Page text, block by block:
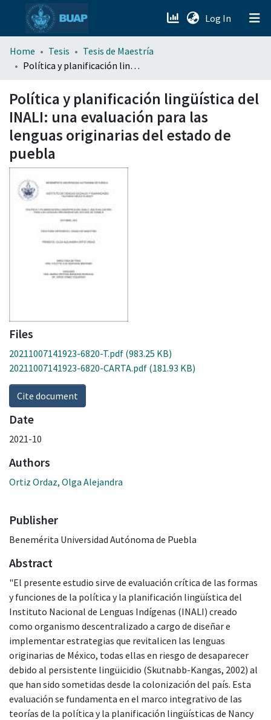
Log In (current)
menu.section.about_menu
Home Tesis
Tesis de Maestría
Política y planificación lingüística del INALI: una evaluación para las lenguas originarias del estado de puebla
Política y planificación lingüística del
INALI: una evaluación para las
lenguas originarias del estado de
puebla
Files
20211007141923-6820-T.pdf (983.25 KB)
20211007141923-6820-CARTA.pdf (181.93 KB)
Cite document
Date
2021-10
Authors
Ortiz Ordaz, Olga Alejandra
Publisher
Benemérita Universidad Autónoma de Puebla
Abstract
"El presente estudio sirve de evaluación crítica de las formas
y funciones de la política y la planificación lingüística del
Instituto Nacional de Lenguas Indígenas (INALI) creado
como organismo descentralizado a cargo de diseñar e
implementar estrategias que revitalicen las lenguas
originarias de México, todas ellas en riesgo de desaparecer
debido al persistente lingüicidio (Skutnabb-Kangas, 2002) al
que han sido sometidas desde la colonización del país. Esta
evaluación se fundamenta en el marco integrativo de las
teorías de la política y la planificación lingüísticas de Nancy